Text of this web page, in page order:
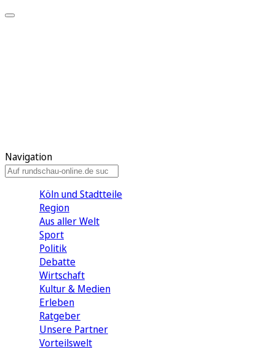
Navigation
Köln und Stadtteile
Region
Aus aller Welt
Sport
Politik
Debatte
Wirtschaft
Kultur & Medien
Erleben
Ratgeber
Unsere Partner
Vorteilswelt